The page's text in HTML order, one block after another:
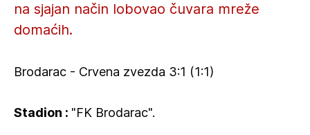
na sjajan način lobovao čuvara mreže
domaćih.
Brodarac - Crvena zvezda 3:1 (1:1)
Stadion : "FK Brodarac".